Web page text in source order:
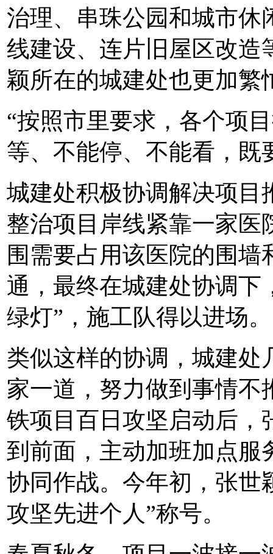
治理、串珠公园和城市休
线建设、连片旧屋区改造
颖所在的城建处也更加繁
“按照市里要求，各个项
等、不能停、不能看，既
城建处积极协调解决项目
整治项目岸线紧靠一家医
围需要占用该医院的围
通，最终在城建处协调下
绿灯”，施工队得以进场。
类似这样的协调，城建处
家一道，努力做到事情不
铁项目百日攻坚启动后，
到前面，主动加班加点服
协同作战。今年初，张世
攻坚先进个人”称号。